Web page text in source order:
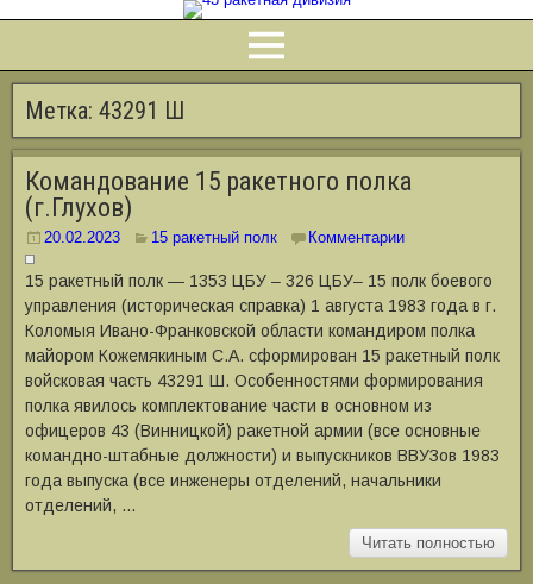
Метка: 43291 Ш
Командование 15 ракетного полка
(г.Глухов)
20.02.2023 15 ракетный полк Комментарии
15 ракетный полк — 1353 ЦБУ – 326 ЦБУ– 15 полк боевого
управления (историческая справка) 1 августа 1983 года в г.
Коломыя Ивано-Франковской области командиром полка
майором Кожемякиным С.А. сформирован 15 ракетный полк
войсковая часть 43291 Ш. Особенностями формирования
полка явилось комплектование части в основном из
офицеров 43 (Винницкой) ракетной армии (все основные
командно-штабные должности) и выпускников ВВУЗов 1983
года выпуска (все инженеры отделений, начальники
отделений, …
Читать полностью